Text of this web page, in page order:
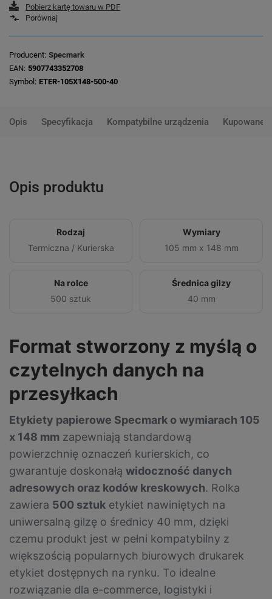
Pobierz kartę towaru w PDF
Porównaj
Producent Specmark
EAN 5907743352708
Symbol ETER-105X148-500-40
Opis Specyfikacja Kompatybilne urządzenia Kupowane
Opis produktu
Rodzaj
Termiczna / Kurierska
Wymiary
105 mm x 148 mm
Na rolce
500 sztuk
Średnica gilzy
40 mm
Format stworzony z myślą o
czytelnych danych na
przesyłkach
Etykiety papierowe Specmark o wymiarach 105
x 148 mm zapewniają standardową
powierzchnię oznaczeń kurierskich, co
gwarantuje doskonałą widoczność danych
adresowych oraz kodów kreskowych. Rolka
zawiera 500 sztuk etykiet nawiniętych na
uniwersalną gilzę o średnicy 40 mm, dzięki
czemu produkt jest w pełni kompatybilny z
większością popularnych biurowych drukarek
etykiet dostępnych na rynku. To idealne
rozwiązanie dla e-commerce, logistyki i